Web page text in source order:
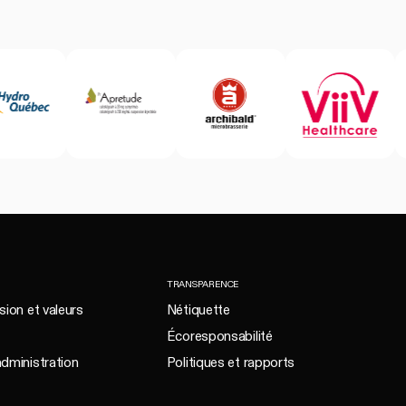
et valeurs
TRANSPARENCE
Nétiquette
Écoresponsabilité
Politiques et rapports